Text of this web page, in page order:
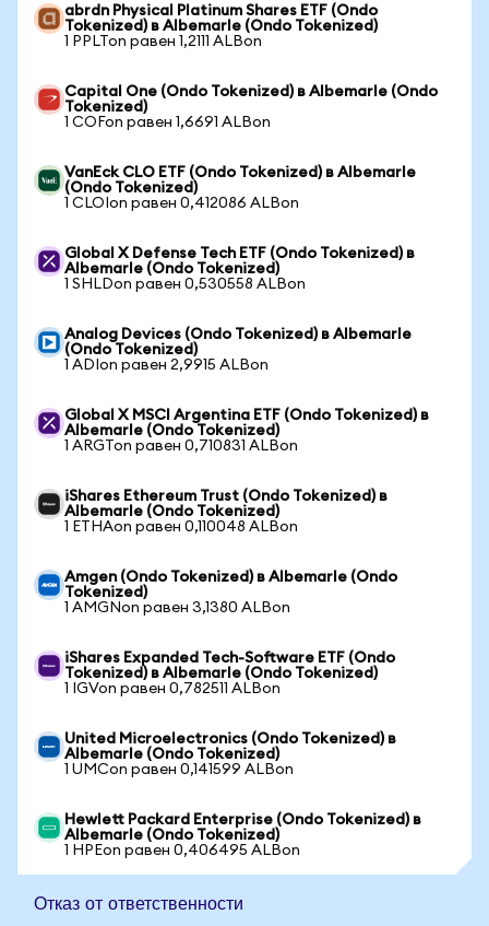
abrdn Physical Platinum Shares ETF (Ondo
Tokenized) в Albemarle (Ondo Tokenized)
1 PPLTon равен 1,2111 ALBon
Capital One (Ondo Tokenized) в Albemarle (Ondo
Tokenized)
1 COFon равен 1,6691 ALBon
VanEck CLO ETF (Ondo Tokenized) в Albemarle
(Ondo Tokenized)
1 CLOIon равен 0,412086 ALBon
Global X Defense Tech ETF (Ondo Tokenized) в
Albemarle (Ondo Tokenized)
1 SHLDon равен 0,530558 ALBon
Analog Devices (Ondo Tokenized) в Albemarle
(Ondo Tokenized)
1 ADIon равен 2,9915 ALBon
Global X MSCI Argentina ETF (Ondo Tokenized) в
Albemarle (Ondo Tokenized)
1 ARGTon равен 0,710831 ALBon
iShares Ethereum Trust (Ondo Tokenized) в
Albemarle (Ondo Tokenized)
1 ETHAon равен 0,110048 ALBon
Amgen (Ondo Tokenized) в Albemarle (Ondo
Tokenized)
1 AMGNon равен 3,1380 ALBon
iShares Expanded Tech-Software ETF (Ondo
Tokenized) в Albemarle (Ondo Tokenized)
1 IGVon равен 0,782511 ALBon
United Microelectronics (Ondo Tokenized) в
Albemarle (Ondo Tokenized)
1 UMCon равен 0,141599 ALBon
Hewlett Packard Enterprise (Ondo Tokenized) в
Albemarle (Ondo Tokenized)
1 HPEon равен 0,406495 ALBon
Отказ от ответственности